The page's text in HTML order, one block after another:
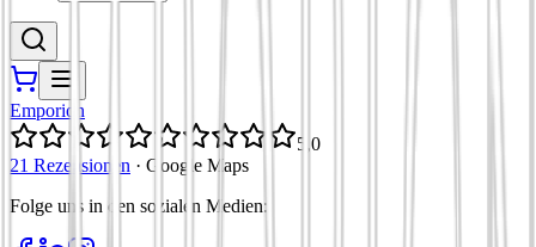
Emporion
5,0
21 Rezensionen · Google Maps
Folge uns in den sozialen Medien: